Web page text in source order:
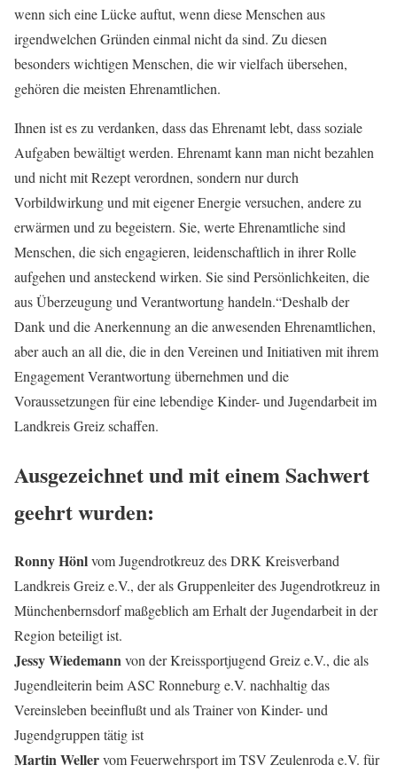
wenn sich eine Lücke auftut, wenn diese Menschen aus
irgendwelchen Gründen einmal nicht da sind. Zu diesen
besonders wichtigen Menschen, die wir vielfach übersehen,
gehören die meisten Ehrenamtlichen.
Ihnen ist es zu verdanken, dass das Ehrenamt lebt, dass soziale
Aufgaben bewältigt werden. Ehrenamt kann man nicht bezahlen
und nicht mit Rezept verordnen, sondern nur durch
Vorbildwirkung und mit eigener Energie versuchen, andere zu
erwärmen und zu begeistern. Sie, werte Ehrenamtliche sind
Menschen, die sich engagieren, leidenschaftlich in ihrer Rolle
aufgehen und ansteckend wirken. Sie sind Persönlichkeiten, die
aus Überzeugung und Verantwortung handeln.“Deshalb der
Dank und die Anerkennung an die anwesenden Ehrenamtlichen,
aber auch an all die, die in den Vereinen und Initiativen mit ihrem
Engagement Verantwortung übernehmen und die
Voraussetzungen für eine lebendige Kinder- und Jugendarbeit im
Landkreis Greiz schaffen.
Ausgezeichnet und mit einem Sachwert
geehrt wurden:
Ronny Hönlvom Jugendrotkreuz des DRK Kreisverband
Landkreis Greiz e.V., der als Gruppenleiter des Jugendrotkreuz in
Münchenbernsdorf maßgeblich am Erhalt der Jugendarbeit in der
Region beteiligt ist.
Jessy Wiedemannvon der Kreissportjugend Greiz e.V., die als
Jugendleiterin beim ASC Ronneburg e.V. nachhaltig das
Vereinsleben beeinflußt und als Trainer von Kinder- und
Jugendgruppen tätig ist
Martin Wellervom Feuerwehrsport im TSV Zeulenroda e.V. für